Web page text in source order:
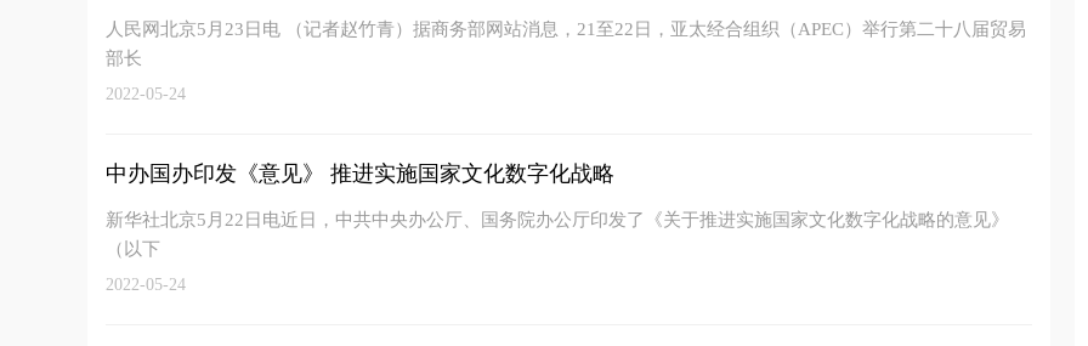
人民网北京5月23日电 （记者赵竹青）据商务部网站消息，21至22日，亚太经合组织（APEC）举行第二十八届贸易
部长
2022-05-24
中办国办印发《意见》 推进实施国家文化数字化战略
新华社北京5月22日电近日，中共中央办公厅、国务院办公厅印发了《关于推进实施国家文化数字化战略的意见》
（以下
2022-05-24